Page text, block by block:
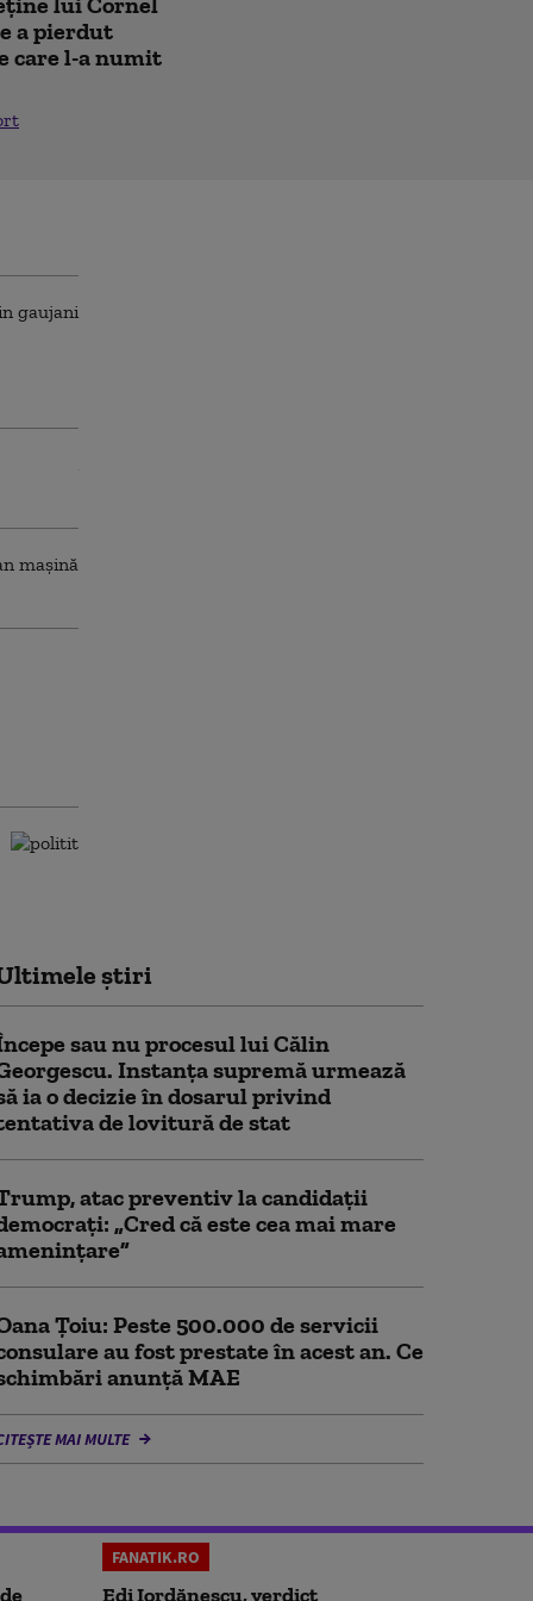
a pierdut
care l-a numit
știri
sau nu procesul lui Călin
Instanța supremă urmează
ia o decizie în dosarul privind
de lovitură de stat
atac preventiv la candidații
„Cred că este cea mai mare
Țoiu: Peste 500.000 de servicii
au fost prestate în acest an. Ce
anunță MAE
MAI MULTE
FANATIK.RO
Edi Iordănescu, verdict